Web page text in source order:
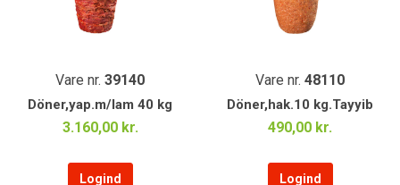
Vare nr. 39140
Döner,yap.m/lam 40 kg
3.160,00 kr.
Logind
Vare nr. 48110
Döner,hak.10 kg.Tayyib
490,00 kr.
Logind